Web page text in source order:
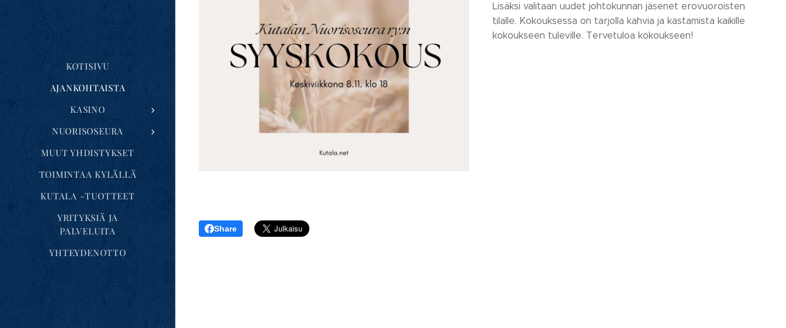
KOTISIVU
AJANKOHTAISTA
KASINO
NUORISOSEURA
MUUT YHDISTYKSET
TOIMINTAA KYLÄLLÄ
KUTALA -TUOTTEET
YRITYKSIÄ JA
PALVELUITA
YHTEYDENOTTO
Lisäksi valitaan uudet johtokunnan jäsenet erovuoroisten
tilalle. Kokouksessa on tarjolla kahvia ja kastamista kaikille
kokoukseen tuleville. Tervetuloa kokoukseen!
Share